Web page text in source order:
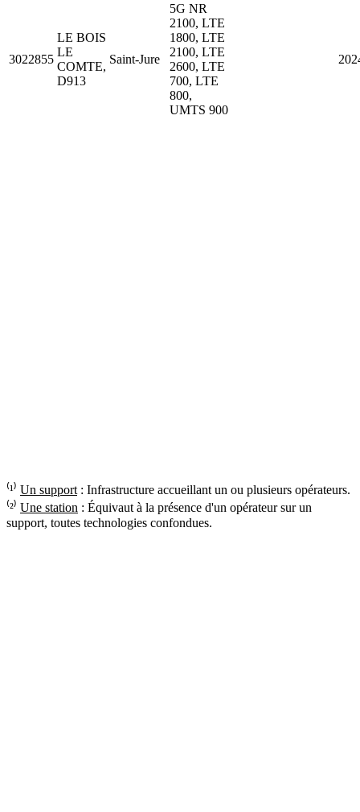
3022855
LE BOIS
LE
COMTE,
D913
Saint-Jure
5G NR
2100, LTE
1800, LTE
2100, LTE
2600, LTE
700, LTE
800,
UMTS 900
⁽¹⁾ Un support : Infrastructure accueillant un ou plusieurs opérateurs.
⁽²⁾ Une station : Équivaut à la présence d'un opérateur sur un
support, toutes technologies confondues.